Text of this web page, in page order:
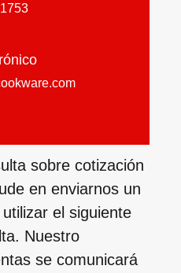
sobre cotización
en enviarnos un
el siguiente
Nuestro
se comunicará